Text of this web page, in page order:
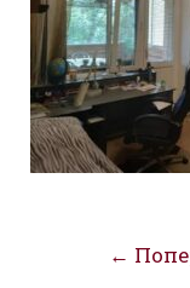
Навігація
←